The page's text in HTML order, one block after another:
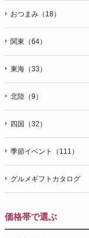
おつまみ（18）
関東（64）
東海（33）
北陸（9）
四国（32）
季節イベント（111）
グルメギフトカタログ
価格帯で選ぶ